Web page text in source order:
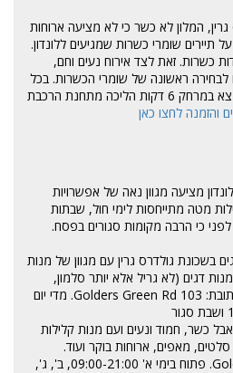
המלון לא כשר כי לא מציעה ארוחות
תיירים שומרי כשרות שמגיעים ללונדון.
כשרות. זאת לצד אירוח נעים וחם,
לבחירה ראשונה של שומרי הכשרות. בכל
חדר יש מכונת קפה. המלון נמצא במרחק 6 דקות הליכה מתחנת הרכבת
והזמנה לחצו כאן
מציעה מגוון נאה של אפשרויות
מטה מתייחסות לימי חול, שבתות
כי הרבה מקומות סגורים בפסח.
בשכונת גולדרס גרין עם מגוון של מנות
דגים (לא גריל אלא יותר סלמון,
טונה צרובה, דג מטוגן וכד'). כתובת: 103 Golders Green Rd. מדי יום
כשר, חמוד ונעים ועם מנות קלילות
מאפים, ארוחות בוקר ועוד.
כתובת: 119 Golders Green Rd. פתוח בימי א' 09:00-21:00, ב', ג',